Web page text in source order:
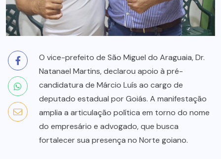
O vice-prefeito de São Miguel do Araguaia, Dr.
Natanael Martins, declarou apoio à pré-
candidatura de Márcio Luís ao cargo de
deputado estadual por Goiás. A manifestação
amplia a articulação política em torno do nome
do empresário e advogado, que busca
fortalecer sua presença no Norte goiano.